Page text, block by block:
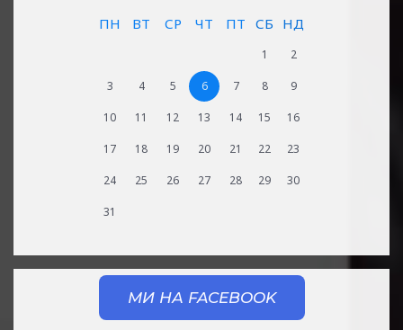
ПН
ВТ СР ЧТ ПТ СБ НД
1 2
3 4 5 6 7 8 9
10 11 12 13 14 15 16
17 18 19 20 21 22 23
24 25 26 27 28 29 30
31
МИ НА FACEBOOK